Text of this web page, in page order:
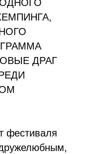
ДРАГ
фестиваля